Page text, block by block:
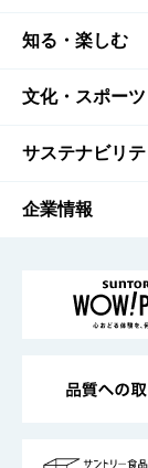
商品TOP
商品一覧
商品発売情報
栄養成分一覧
知る・楽しむ
知る・楽しむ
キャンペー
工場見学
地域情報
文化・スポーツ
文化・スポー
サントリーホ
サントリー
サステナビリテ
サステナビ
サントリー
企業情報
企業概要